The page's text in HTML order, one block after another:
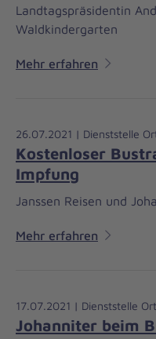
Landtagspräsidentin
Waldkindergarten
Mehr erfahren
26.07.2021 | Dienststelle
Kostenloser
Impfung
Janssen Reisen und
Mehr erfahren
17.07.2021 | Dienststelle
Johanniter beim